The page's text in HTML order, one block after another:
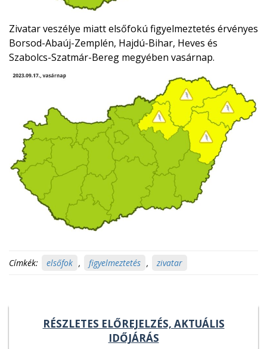
Zivatar veszélye miatt elsőfokú figyelmeztetés érvényes
Borsod-Abaúj-Zemplén, Hajdú-Bihar, Heves és
Szabolcs-Szatmár-Bereg megyében vasárnap.
Címkék: elsőfok , figyelmeztetés , zivatar
RÉSZLETES ELŐREJELZÉS, AKTUÁLIS
IDŐJÁRÁS